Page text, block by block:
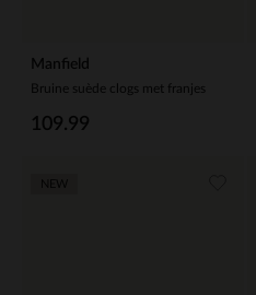
Manfield
Bruine suède clogs met franjes
109.99